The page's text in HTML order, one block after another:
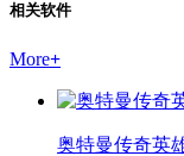
相关软件
More+
奥特曼传奇英